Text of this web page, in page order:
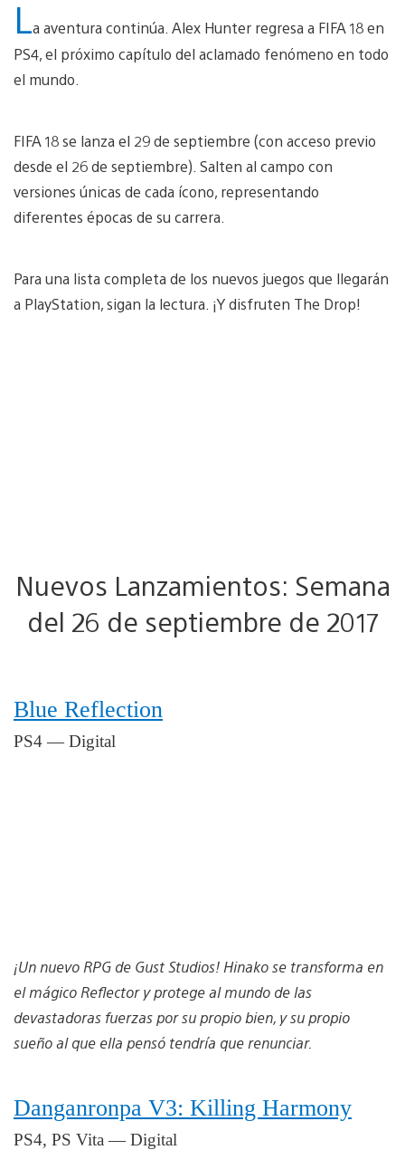
La aventura continúa. Alex Hunter regresa a FIFA 18 en
PS4, el próximo capítulo del aclamado fenómeno en todo
el mundo.
FIFA 18 se lanza el 29 de septiembre (con acceso previo
desde el 26 de septiembre). Salten al campo con
versiones únicas de cada ícono, representando
diferentes épocas de su carrera.
Para una lista completa de los nuevos juegos que llegarán
a PlayStation, sigan la lectura. ¡Y disfruten The Drop!
Nuevos Lanzamientos: Semana
del 26 de septiembre de 2017
Blue Reflection
PS4 — Digital
¡Un nuevo RPG de Gust Studios! Hinako se transforma en
el mágico Reflector y protege al mundo de las
devastadoras fuerzas por su propio bien, y su propio
sueño al que ella pensó tendría que renunciar.
Danganronpa V3: Killing Harmony
PS4, PS Vita — Digital